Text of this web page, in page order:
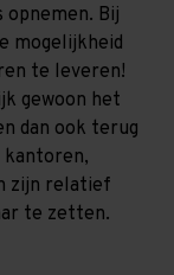
Bij
mogelijkheid
te leveren!
gewoon het
dan ook terug
kantoren,
zijn relatief
te zetten.